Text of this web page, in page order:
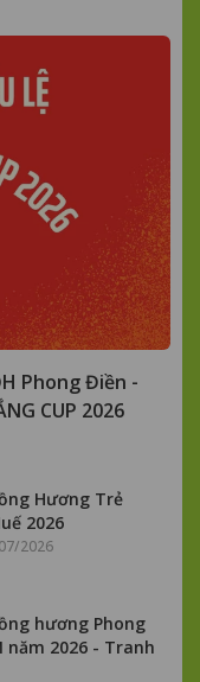
Phong Điền -
CUP 2026
Hương Trẻ
2026
2026
hương Phong
năm 2026 - Tranh